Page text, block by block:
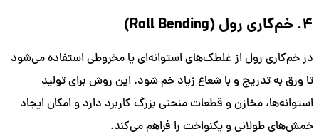
4. خم‌کاری رول (Roll Bending)
در خم‌کاری رول از غلطک‌های استوانه‌ای یا مخروطی استفاده می‌شود
تا ورق به تدریج و با شعاع زیاد خم شود. این روش برای تولید
استوانه‌ها، مخازن و قطعات منحنی بزرگ کاربرد دارد و امکان ایجاد
خمش‌های طولانی و یکنواخت را فراهم می‌کند.